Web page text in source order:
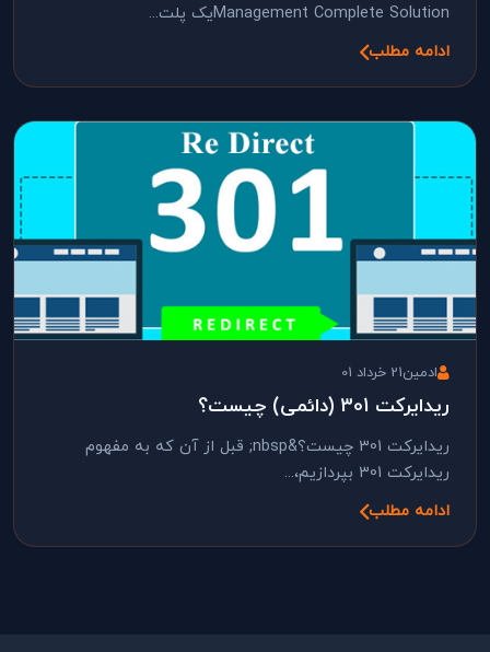
Management Complete Solutionیک پلت...
ادامه مطلب
ادمین21 خرداد 01
ریدایرکت 301 (دائمی) چیست؟
ریدایرکت 301 چیست؟&nbsp; قبل از آن که به مفهوم
ریدایرکت 301 بپردازیم،...
ادامه مطلب